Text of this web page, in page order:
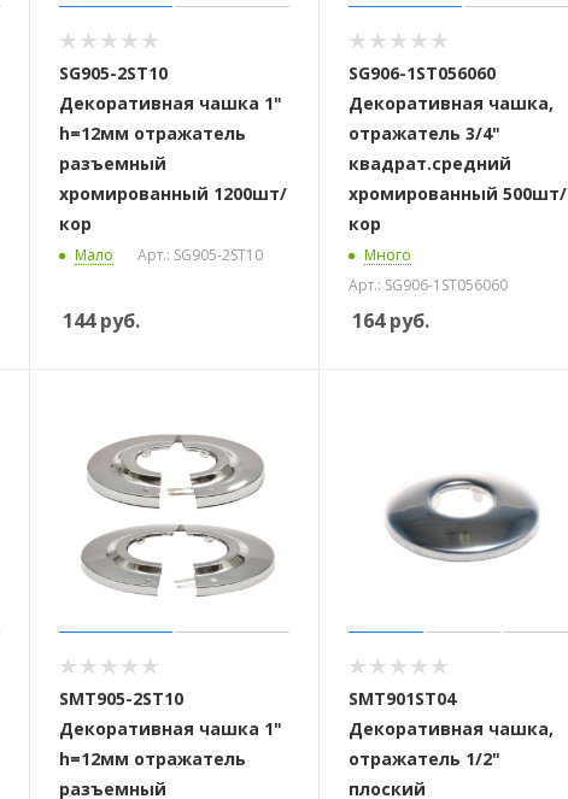
SG905-2ST10
Декоративная чашка 1"
h=12мм отражатель
разъемный
хромированный 1200шт/
кор
Мало Арт.: SG905-2ST10
144руб.
SG906-1ST056060
Декоративная чашка,
отражатель 3/4"
квадрат.средний
хромированный 500шт/
кор
Много
Арт.: SG906-1ST056060
164руб.
SMT905-2ST10
Декоративная чашка 1"
h=12мм отражатель
разъемный
SMT901ST04
Декоративная чашка,
отражатель 1/2"
плоский